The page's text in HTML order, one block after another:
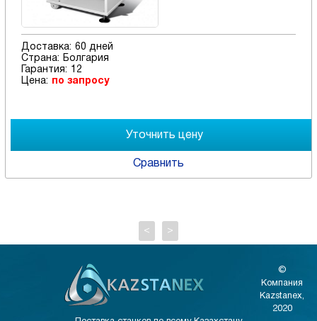
Доставка: 60 дней
Страна:
Болгария
Гарантия:
12
Цена:
по запросу
Сравнить
< >
©
Компания
Kazstanex,
2020